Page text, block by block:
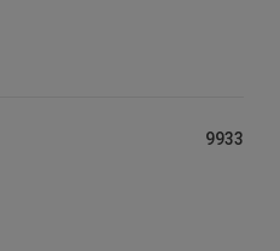
9933